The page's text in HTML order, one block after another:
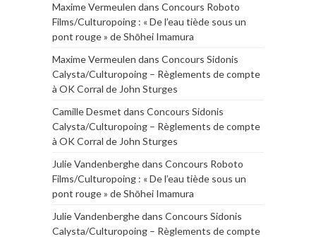
Maxime Vermeulen dans Concours Roboto
Films/Culturopoing : « De l’eau tiède sous un
pont rouge » de Shōhei Imamura
Maxime Vermeulen dans Concours Sidonis
Calysta/Culturopoing – Règlements de compte
à OK Corral de John Sturges
Camille Desmet dans Concours Sidonis
Calysta/Culturopoing – Règlements de compte
à OK Corral de John Sturges
Julie Vandenberghedans Concours Roboto
Films/Culturopoing : « De l’eau tiède sous un
pont rouge » de Shōhei Imamura
Julie Vandenberghedans Concours Sidonis
Calysta/Culturopoing – Règlements de compte